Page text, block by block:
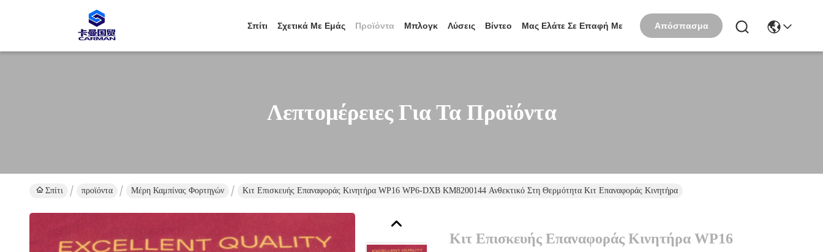
Σπίτι Σχετικά Με Εμάς Προϊόντα Μπλογκ Λύσεις Βίντεο Μας Ελάτε Σε Επαφή Με Απόσπασμα
Λεπτομέρειες Για Τα Προϊόντα
Σπίτι προϊόντα Μέρη Καμπίνας Φορτηγών Κιτ Επισκευής Επαναφοράς Κινητήρα WP16 WP6-DXB KM8200144 Ανθεκτικό Στη Θερμότητα Κιτ Επαναφοράς Κινητήρα
Κιτ Επισκευής Επαναφοράς Κινητήρα WP16